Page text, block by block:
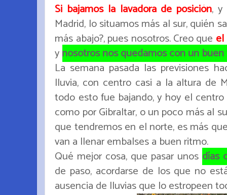
Si bajamos la lavadora de posición, y
Madrid, lo situamos más al sur, quién
más abajo?, pues nosotros. Creo que
ynosotros nos quedamos con un buen
La semana pasada las previsiones
lluvia, con centro casi a la altura de
todo esto fue bajando, y hoy el
como por Gibraltar, o un poco más al
que tendremos en el norte, es más
van a llenar embalses a buen ritmo.
Qué mejor cosa, que pasar unos días
de paso, acordarse de los que no
ausencia de lluvias que lo estropeen